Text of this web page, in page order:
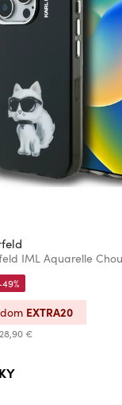
28,90 €
EXTRA20